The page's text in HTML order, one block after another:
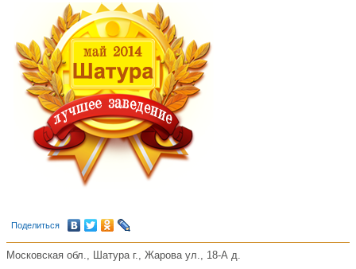
Поделиться
Московская обл., Шатура г., Жарова ул., 18-А д.